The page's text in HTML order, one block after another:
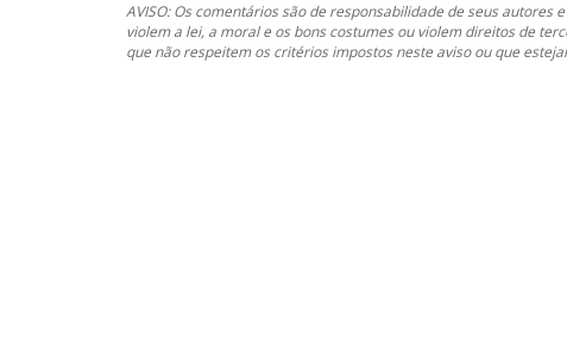
AVISO: Os comentários são de responsabilidade de seus
violem a lei, a moral e os bons costumes ou violem direitos de
que não respeitem os critérios impostos neste aviso ou que